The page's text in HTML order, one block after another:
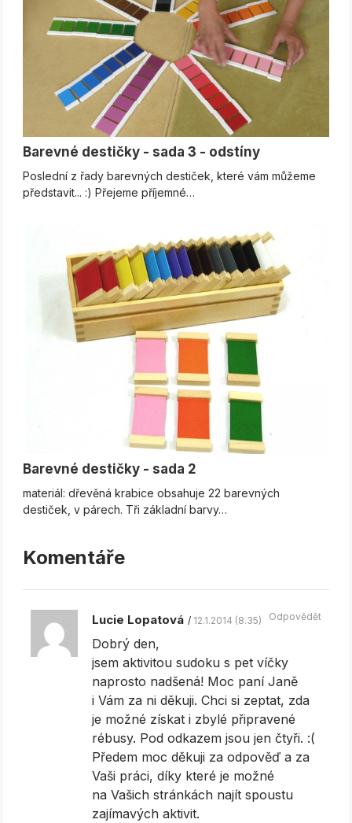
Barevné destičky - sada 3 - odstíny
Poslední z řady barevných destiček, které vám můžeme
představit... :) Přejeme příjemné…
Barevné destičky - sada 2
materiál: dřevěná krabice obsahuje 22 barevných
destiček, v párech. Tři základní barvy…
Komentáře
Lucie Lopatová 12.1.2014 (8.35)
Dobrý den,
jsem aktivitou sudoku s pet víčky
naprosto nadšená! Moc paní Janě
i Vám za ni děkuji. Chci si zeptat, zda
je možné získat i zbylé připravené
rébusy. Pod odkazem jsou jen čtyři. :(
Předem moc děkuji za odpověď a za
Vaši práci, díky které je možné
na Vašich stránkách najít spoustu
zajímavých aktivit.
Odpovědět